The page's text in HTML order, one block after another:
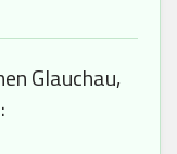
Glauchau,